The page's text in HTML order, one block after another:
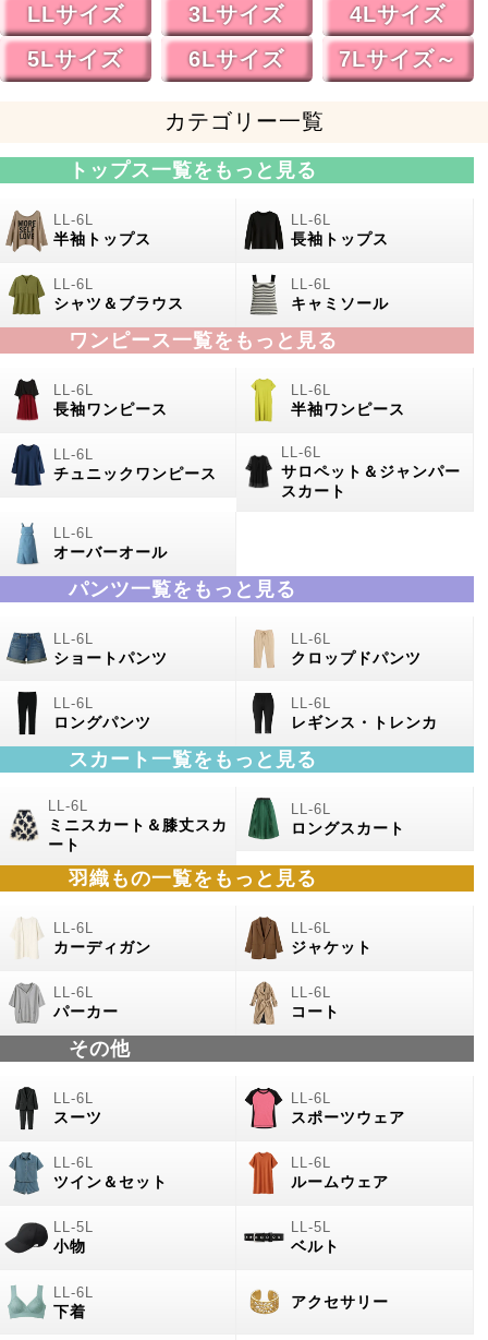
LLサイズ 3Lサイズ
4Lサイズ
5Lサイズ
6Lサイズ 7Lサイズ～
カテゴリー一覧
トップス一覧をもっと見る
半袖トップス 長袖トップス
シャツ＆ブラウス キャミソール
ワンピース一覧をもっと見る
長袖ワンピース 半袖ワンピース
チュニックワンピース
サロペット＆ジャンパー
スカート
オーバーオール
パンツ一覧をもっと見る
ショートパンツ クロップドパンツ
ロングパンツ レギンス・トレンカ
スカート一覧をもっと見る
ミニスカート＆膝丈スカ
ート
ロングスカート
羽織もの一覧をもっと見る
カーディガン ジャケット
パーカー コート
その他
スーツ スポーツウェア
ツイン＆セット ルームウェア
小物 ベルト
下着
アクセサリー